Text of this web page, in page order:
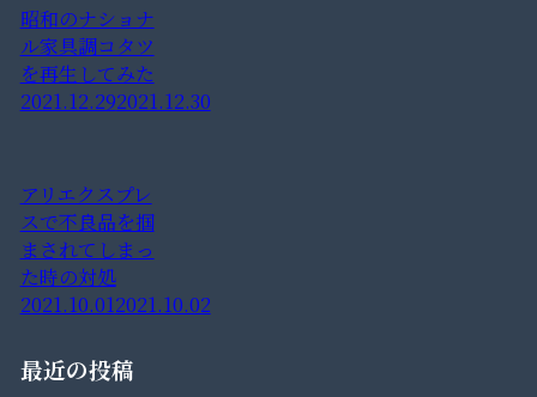
昭和のナショナ
ル家具調コタツ
を再生してみた
2021.12.292021.12.30
アリエクスプレ
スで不良品を掴
まされてしまっ
た時の対処
2021.10.012021.10.02
最近の投稿